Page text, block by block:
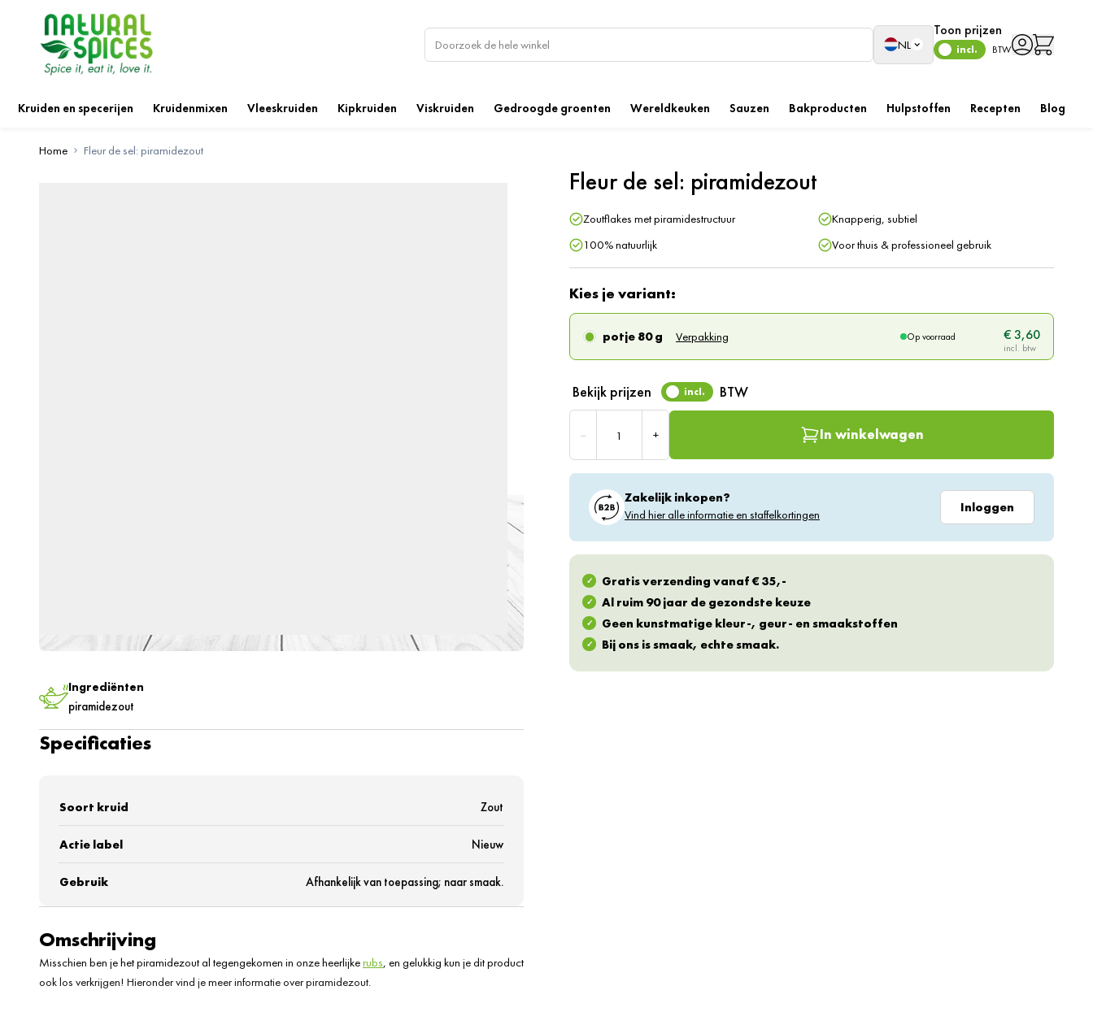
Taal
NL
Toon prijzen
incl. BTW
Kruiden en specerijen Kruidenmixen Vleeskruiden Kipkruiden Viskruiden Gedroogde groenten Wereldkeuken Sauzen Bakproducten Hulpstoffen Recepten Blog
Home Fleur de sel: piramidezout
Fleur de sel: piramidezout
Zoutflakes met piramidestructuur
Knapperig, subtiel
100% natuurlijk
Voor thuis & professioneel gebruik
Kies je variant:
potje 80 g Verpakking Op voorraad € 3,60
Bekijk prijzen incl. BTW
–
+ In winkelwagen
Zakelijk inkopen?
Vind hier alle informatie en staffelkortingen
Inloggen
Gratis verzending vanaf € 35,-
Al ruim 90 jaar de gezondste keuze
Geen kunstmatige kleur-, geur- en smaakstoffen
Bij ons is smaak, echte smaak.
Ingrediënten
piramidezout
Specificaties
Soort kruid Zout
Actie label Nieuw
Gebruik Afhankelijk van toepassing; naar smaak.
Omschrijving
Misschien ben je het piramidezout al tegengekomen in onze heerlijkerubs, en gelukkig kun je dit product
ook los verkrijgen! Hieronder vind je meer informatie over piramidezout.